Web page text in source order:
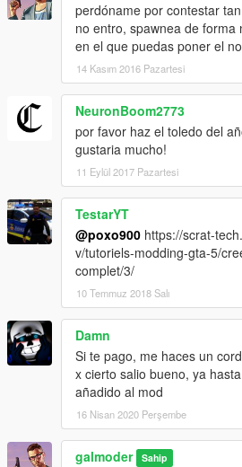
perdóname por contestar
no entro, spawnea de
en el que puedas poner el
14 Kasım 2016 Pazartesi
NeuronBoom2773
por favor haz el toledo del
gustaria mucho!
11 Eylül 2017 Pazartesi
TestarYT
@poxo900 https://scrat-
v/tutoriels-modding-gta-5/
complet/3/
10 Temmuz 2018 Salı
Damn
Si te pago, me haces un
x cierto salio bueno, ya
añadido al mod
16 Nisan 2020 Perşembe
galmoder Sahip